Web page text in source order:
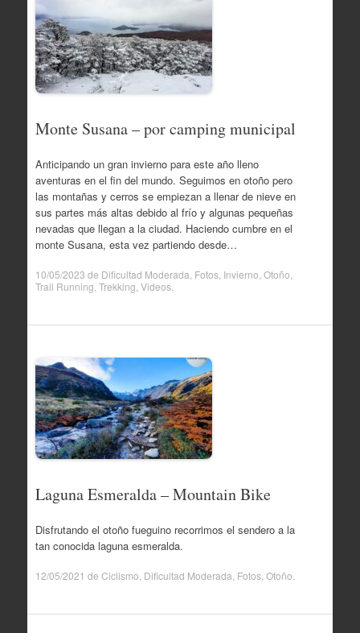
Monte Susana – por camping municipal
Anticipando un gran invierno para este año lleno
aventuras en el fin del mundo. Seguimos en otoño pero
las montañas y cerros se empiezan a llenar de nieve en
sus partes más altas debido al frío y algunas pequeñas
nevadas que llegan a la ciudad. Haciendo cumbre en el
monte Susana, esta vez partiendo desde…
10/05/2023 de Dificultad Moderada Fotos, Invierno Otoño
Trail Running Trekking Videos.
Laguna Esmeralda – Mountain Bike
Disfrutando el otoño fueguino recorrimos el sendero a la
tan conocida laguna esmeralda.
12/05/2021 de Ciclismo Dificultad Moderada Fotos, Otoño